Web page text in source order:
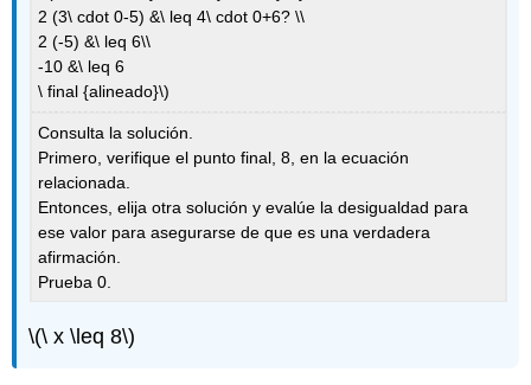
2 (3\ cdot 0-5) &\ leq 4\ cdot 0+6? \\
2 (-5) &\ leq 6\\
-10 &\ leq 6
\ final {alineado}\)
Consulta la solución.
Primero, verifique el punto final, 8, en la ecuación
relacionada.
Entonces, elija otra solución y evalúe la desigualdad para
ese valor para asegurarse de que es una verdadera
afirmación.
Prueba 0.
\(\ x \leq 8\)